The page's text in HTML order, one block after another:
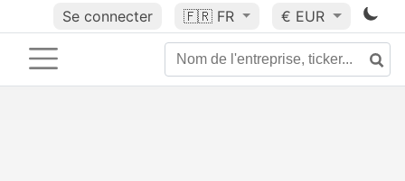
Se connecter 🇫🇷 FR € EUR